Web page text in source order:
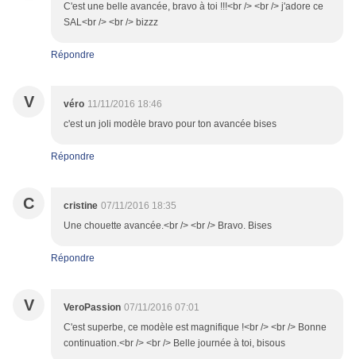
C'est une belle avancée, bravo à toi !!!<br /> <br /> j'adore ce
SAL<br /> <br /> bizzz
Répondre
V véro 11/11/2016 18:46
c'est un joli modèle bravo pour ton avancée bises
Répondre
C cristine 07/11/2016 18:35
Une chouette avancée.<br /> <br /> Bravo. Bises
Répondre
V VeroPassion 07/11/2016 07:01
C'est superbe, ce modèle est magnifique !<br /> <br /> Bonne
continuation.<br /> <br /> Belle journée à toi, bisous